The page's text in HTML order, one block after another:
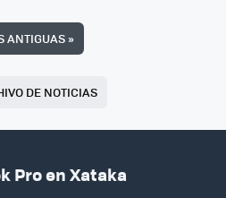
ANTIGUAS»
DE NOTICIAS
Pro en Xataka